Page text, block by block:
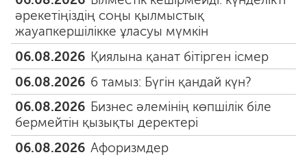
әрекетіңіздің соңы қылмыстық
жауапкершілікке ұласуы мүмкін
06.08.2026 Қиялына қанат бітірген ісмер
06.08.2026 6 тамыз: Бүгін қандай күн?
06.08.2026 Бизнес әлемінің көпшілік біле
бермейтін қызықты деректері
06.08.2026 Афоризмдер